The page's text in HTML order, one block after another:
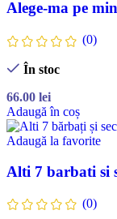
Alege-ma pe
(0)
În stoc
66.00 lei
Adaugă în coș
Adaugă la favorite
Alti 7 barbati si
(0)